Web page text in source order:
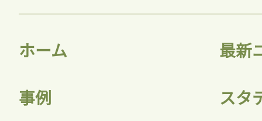
ホーム 最新
事例 スタ